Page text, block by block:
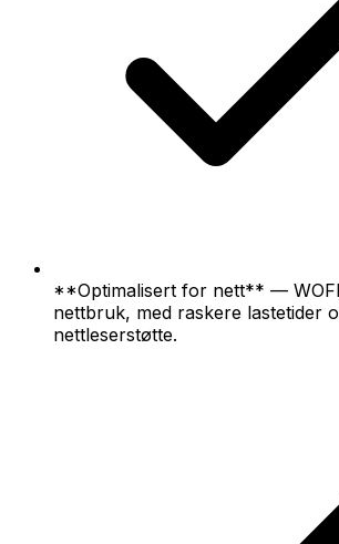
**Optimalisert for nett** —
nettbruk, med raskere lastetider
nettleserstøtte.